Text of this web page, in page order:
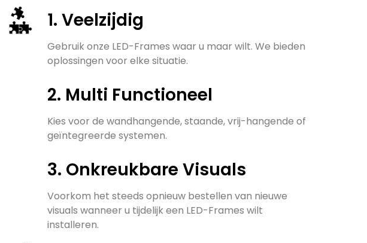
1. Veelzijdig
Gebruik onze LED-Frames waar u maar wilt. We bieden
oplossingen voor elke situatie.
2. Multi Functioneel
Kies voor de wandhangende, staande, vrij-hangende of
geïntegreerde systemen.
3. Onkreukbare Visuals
Voorkom het steeds opnieuw bestellen van nieuwe
visuals wanneer u tijdelijk een LED-Frames wilt
installeren.